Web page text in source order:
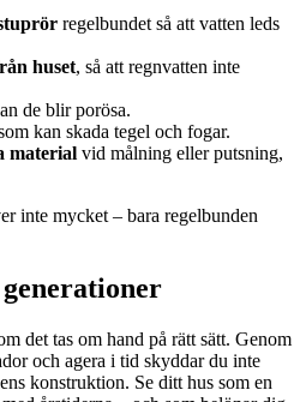
regelbundet så att vatten leds
huset, så att regnvatten inte
de blir porösa.
kan skada tegel och fogar.
material vid målning eller putsning,
inte mycket – bara regelbunden
det tas om hand på rätt sätt. Genom
och agera i tid skyddar du inte
konstruktion. Se ditt hus som en